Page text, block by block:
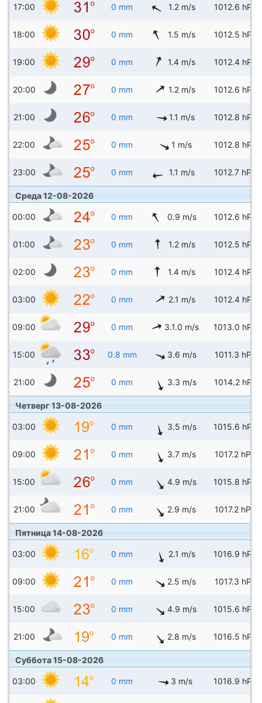
17:00 0 mm 1.2 m/s 1012.6 hPa
18:00 0 mm 1.5 m/s 1012.5 hPa
19:00 0 mm 1.4 m/s 1012.4 hPa
20:00 0 mm 1.2 m/s 1012.6 hPa
21:00 0 mm 1.1 m/s 1012.8 hPa
22:00 0 mm 1 m/s 1012.8 hPa
23:00 0 mm 1.1 m/s 1012.7 hPa
Среда 12-08-2026
00:00 0 mm 0.9 m/s 1012.6 hPa
01:00 0 mm 1.2 m/s 1012.5 hPa
02:00 0 mm 1.4 m/s 1012.4 hPa
03:00 0 mm 2.1 m/s 1012.4 hPa
09:00 0 mm 3.1.0 m/s 1013.0 hPa
15:00 0.8 mm 3.6 m/s 1011.3 hPa
21:00 0 mm 3.3 m/s 1014.2 hPa
Четверг 13-08-2026
03:00 0 mm 3.5 m/s 1015.6 hPa
09:00 0 mm 3.7 m/s 1017.2 hPa
15:00 0 mm 4.9 m/s 1015.8 hPa
21:00 0 mm 2.9 m/s 1017.2 hPa
Пятница 14-08-2026
03:00 0 mm 2.1 m/s 1016.9 hPa
09:00 0 mm 2.5 m/s 1017.3 hPa
15:00 0 mm 4.9 m/s 1015.6 hPa
21:00 0 mm 2.8 m/s 1016.5 hPa
Суббота 15-08-2026
03:00 0 mm 3 m/s 1016.9 hPa